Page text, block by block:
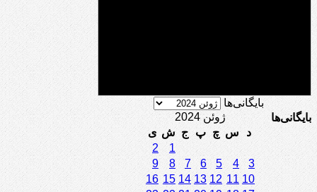
بایگانی‌ها
بایگانی‌ها
ژوئن 2024
د
س چ پ ج ش ی
1
2
3
4
5
6
7
8
9
10
11
12
13
14
15
16